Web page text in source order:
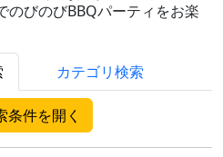
のびのびBBQパーティをお楽
カテゴリ検索
条件を開く